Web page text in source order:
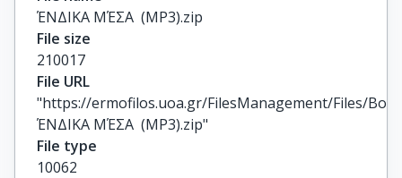
ΈΝΔΙΚΑ ΜΈΣΑ  (MP3).zip
File size
210017
File URL
"https://ermofilos.uoa.gr/FilesManagement/Files/
ΈΝΔΙΚΑ ΜΈΣΑ  (MP3).zip"
File type
10062